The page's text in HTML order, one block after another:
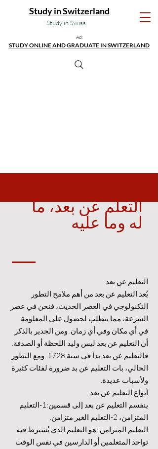
Study in Swiss
Study in Switzerland
Ad:
STUDY ONLINE AND GRADUATE IN SWITZERLAND
التعلم عن بعد، ما
له وما عليه
التعليم عن بعد
يُعد التعليم عن بعد من أهم ملامح التطور
التكنولوجي في العصر الحديث، فنحن في عصر
السرعة، مما يتطلب لحصول على المعلومة
في أي مكان وفي أي زمان. ومن الجدير بالذكر
أن التعليم عن بعد ليس وليد اللحظة أو الصدفة.
فالتعليم عن بعد بدأ في سنة 1728. ومع التطور
الحالي، بات التعليم عن بد ضرورة لفئات كثيرة
ولأسباب عديدة.
أنواع التعليم عن بعد:
ينقسم التعليم عن بعد إلى قسمين:1-التعليم
المتزامن، 2-التعليم الغير متزامن.
التعليم المتزامن: هو التعليم الذي يُشترط فيه
تواجد المتعلمين أو الدارسين في نفس الوقت